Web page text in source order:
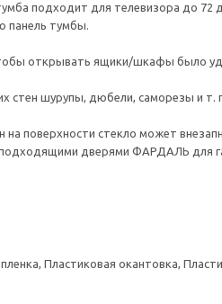
подходит для телевизора до
панель тумбы.
открывать ящики/шкафы было
шурупы, дюбели, саморезы и т.
поверхности стекло может
дверями ФАРДАЛЬ для
Пластиковая окантовка,